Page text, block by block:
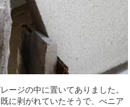
ージの中に置いてありました。
に剥がれていたそうで、べニア